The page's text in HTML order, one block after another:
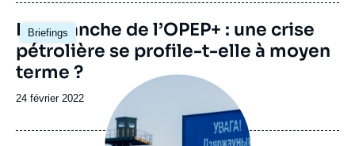
Briefings
Image
principale
La revanche de l’OPEP+ : une crise
pétrolière se profile-t-elle à moyen
terme ?
Date
publication
24 février 2022
principale
médiatique